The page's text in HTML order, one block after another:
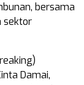
bersama
sektor
Damai,